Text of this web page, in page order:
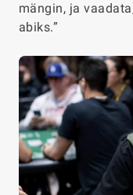
mängin, ja
abiks.”